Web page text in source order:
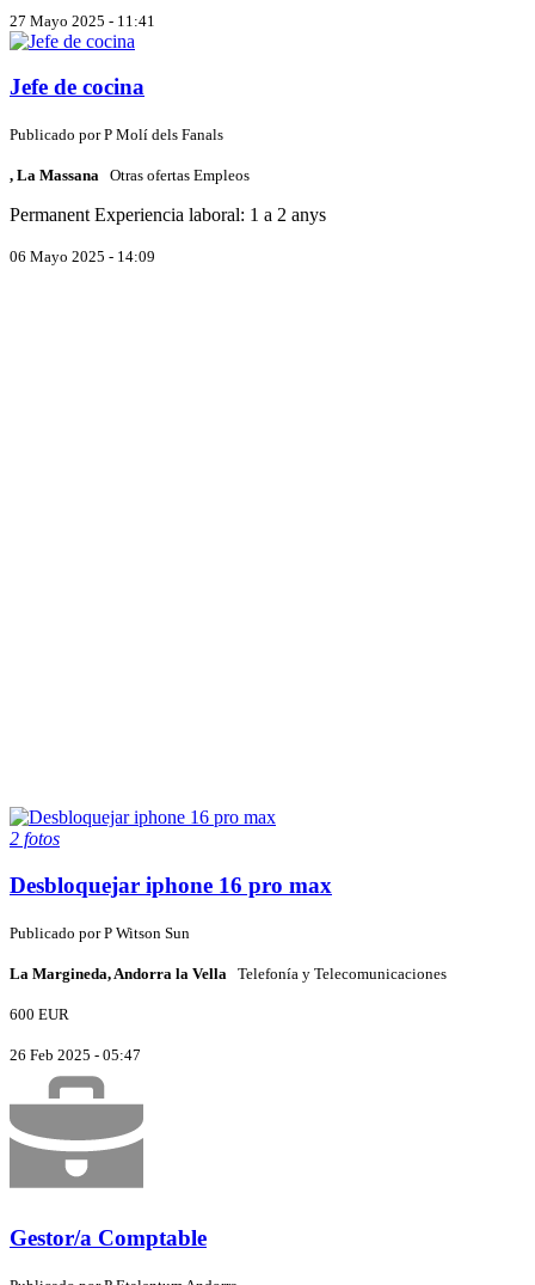
27 Mayo 2025 - 11:41
Jefe de cocina
Publicado porP Molí dels Fanals
, La Massana Otras ofertas Empleos
Permanent Experiencia laboral: 1 a 2 anys
06 Mayo 2025 - 14:09
2 fotos
Desbloquejar iphone 16 pro max
Publicado porP Witson Sun
La Margineda, Andorra la Vella Telefonía y Telecomunicaciones
600 EUR
26 Feb 2025 - 05:47
Gestor/a Comptable